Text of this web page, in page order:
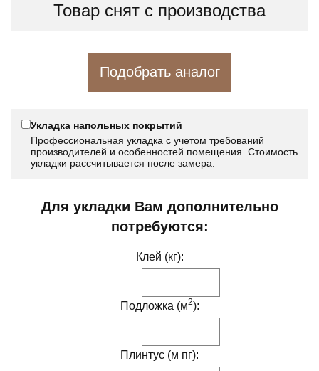
Товар снят с производства
Подобрать аналог
Укладка напольных покрытий
Профессиональная укладка с учетом требований
производителей и особенностей помещения. Стоимость
укладки рассчитывается после замера.
Для укладки Вам дополнительно
потребуются:
Клей (кг):
Подложка (м2):
Плинтус (м пг):